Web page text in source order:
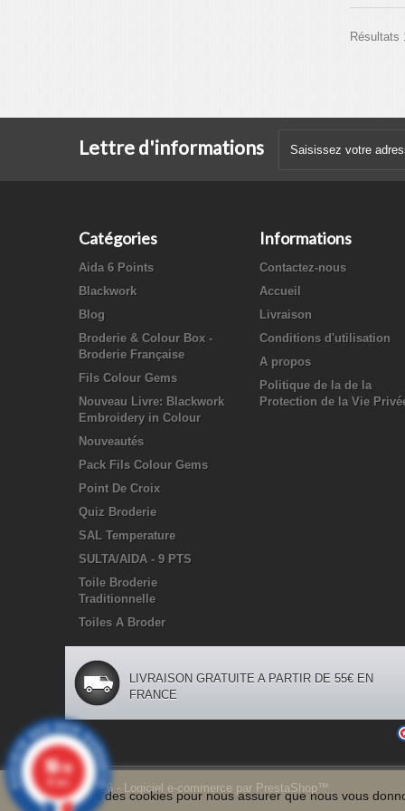
Résultats
Lettre d'informations
Catégories
Aida 6 Points
Blackwork
Blog
Broderie & Colour Box -
Broderie Française
Fils Colour Gems
Nouveau Livre: Blackwork
Embroidery in Colour
Nouveautés
Pack Fils Colour Gems
Point De Croix
Quiz Broderie
SAL Temperature
SULTA/AIDA - 9 PTS
Toile Broderie
Traditionnelle
Toiles A Broder
Informations
Contactez-nous
Accueil
Livraison
Conditions d'utilisation
A propos
Politique de la de la
Protection de la Vie
©2026 - Logiciel e-commerce par PrestaShop™
LIVRAISON GRATUITE A PARTIR DE 55€ EN
FRANCE
Nous utilisons des cookies pour nous assurer que nous vous
10/10
47 avis